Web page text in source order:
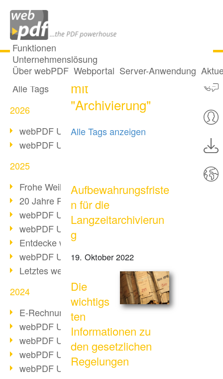
Funktionen
Unternehmenslösung
Über webPDF Webportal Server-Anwendung
Alle Beiträge
Alle Tags
2026
webPDF Update 10.0.5
webPDF Update 10.0.4
2025
Frohe Weihnachten & Auszeit
20 Jahre PDF/A
webPDF Update 10.0.3
webPDF Update 10.0.2
Entdecke webPDF 10
webPDF Update 9.0.0.3655
Letztes webPDF 8 Update
2024
E-Rechnungsstellung ab 2025
webPDF Update 9.0.0.3584
webPDF Update 9.0.0.3479
webPDF Update 9.0.0.3361
webPDF Update 9.0.0.3264
15 Posts getaggt
mit
"Archivierung"
Alle Tags anzeigen
Aufbewahrungsfriste
n für die
Langzeitarchivierun
g
19. Oktober 2022
Die
wichtigs
ten
Informationen zu
den gesetzlichen
Regelungen